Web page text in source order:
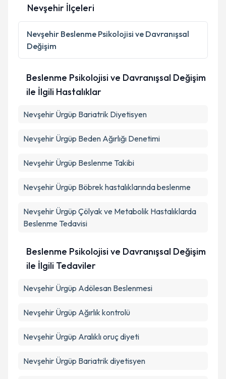
Kişisel verilerimin işlenmesine ilişkinAydınlatma
Metni
'ni okudum ve kişisel verilerimin belirtilen
kapsamda işlenmesini kabul ediyorum.
Nevşehir İlçeleri
Nevşehir Beslenme Psikolojisi ve Davranışsal
Değişim
Beslenme Psikolojisi ve Davranışsal Değişim
ile İlgili Hastalıklar
Nevşehir Ürgüp Bariatrik Diyetisyen
Nevşehir Ürgüp Beden Ağırlığı Denetimi
Nevşehir Ürgüp Beslenme Takibi
Nevşehir Ürgüp Böbrek hastalıklarında beslenme
Nevşehir Ürgüp Çölyak ve Metabolik Hastalıklarda
Beslenme Tedavisi
Beslenme Psikolojisi ve Davranışsal Değişim
ile İlgili Tedaviler
Nevşehir Ürgüp Adölesan Beslenmesi
Nevşehir Ürgüp Ağırlık kontrolü
Nevşehir Ürgüp Aralıklı oruç diyeti
Nevşehir Ürgüp Bariatrik diyetisyen